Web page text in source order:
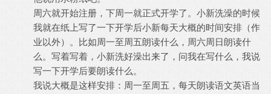
周六就开始注册，下周一就正式开学了。小新洗澡的时候
我就在纸上写了一下开学后小新每天大概的时间安排（作
业以外）。比如周一至周五朗读什么，周六周日朗读什
么。写着写着，小新洗好澡出来了，问我在写什么，我说
写一下开学后要朗读什么。
我说大概是这样安排：周一至周五，每天朗读语文英语当